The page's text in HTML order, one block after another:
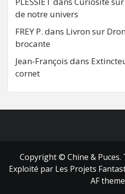
de notre univers
FREY P. dans Livron sur
brocante
Jean-François dans
cornet
Copyright © Chine & Puces.
Exploité par Les Projets
AF